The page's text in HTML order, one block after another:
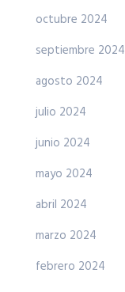
octubre 2024
septiembre 2024
agosto 2024
julio 2024
junio 2024
mayo 2024
abril 2024
marzo 2024
febrero 2024